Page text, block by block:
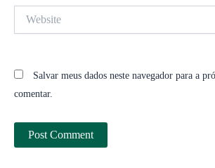
Salvar meus dados neste navegador para a
comentar.